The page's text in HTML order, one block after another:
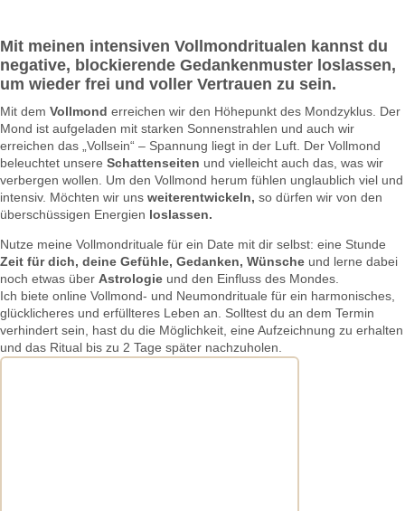
Mit meinen intensiven Vollmondritualen kannst du
negative, blockierende Gedankenmuster loslassen,
um wieder frei und voller Vertrauen zu sein.
Mit dem Vollmond erreichen wir den Höhepunkt des Mondzyklus. Der
Mond ist aufgeladen mit starken Sonnenstrahlen und auch wir
erreichen das „Vollsein“ – Spannung liegt in der Luft. Der Vollmond
beleuchtet unsere Schattenseiten und vielleicht auch das, was wir
verbergen wollen. Um den Vollmond herum fühlen unglaublich viel und
intensiv. Möchten wir uns weiterentwickeln, so dürfen wir von den
überschüssigen Energien loslassen.
Nutze meine Vollmondrituale für ein Date mit dir selbst: eine Stunde
Zeit für dich, deine Gefühle, Gedanken, Wünsche und lerne dabei
noch etwas über Astrologie und den Einfluss des Mondes.
Ich biete online Vollmond- und Neumondrituale für ein harmonisches,
glücklicheres und erfüllteres Leben an. Solltest du an dem Termin
verhindert sein, hast du die Möglichkeit, eine Aufzeichnung zu erhalten
und das Ritual bis zu 2 Tage später nachzuholen.